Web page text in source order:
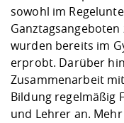
sowohl im
Ganztagsangeboten
wurden bereits im
erprobt. Darüber
Zusammenarbeit
Bildung regelmäßig
und Lehrer an.